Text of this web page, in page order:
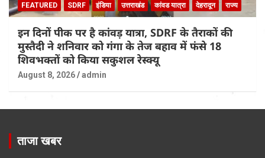
FEATURED SDRF इंडिया उत्तराखंड कांवड यात्रा देहरादून राज्य
इन दिनों पीक पर है कांवड़ यात्रा, SDRF के तैराकों की
मुस्तैदी ने शनिवार को गंगा के तेज बहाव में फंसे 18
शिवभक्तों को किया सकुशल रेस्क्यू
August 8, 2026 admin
ताजा खबर